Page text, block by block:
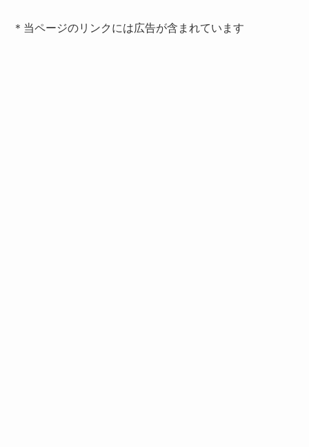
＊当ページのリンクには広告が含まれています